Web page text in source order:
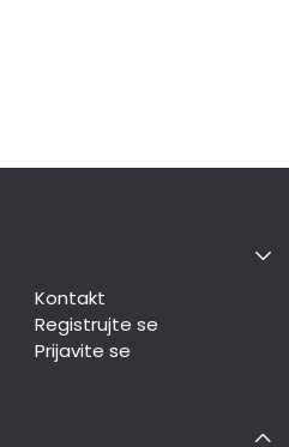
Kontakt
Registrujte se
Prijavite se